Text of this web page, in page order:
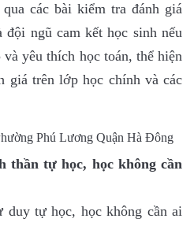
các bài kiểm tra đánh giá
ngũ cam kết học sinh nếu
yêu thích học toán, thể hiện
giá trên lớp học chính và các
thần tự học, học không cần
tự học, học không cần ai